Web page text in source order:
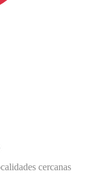
cercanas